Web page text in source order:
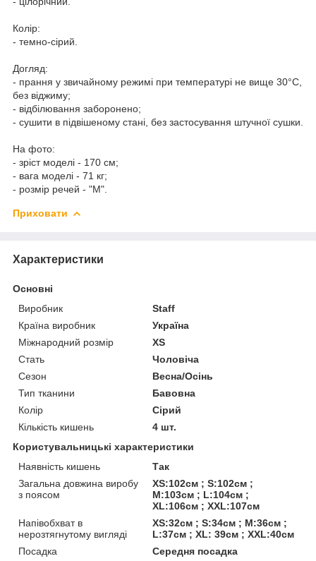
Колір:
- темно-сірий.
Догляд:
- прання у звичайному режимі при температурі не вище 30°C,
без віджиму;
- відбілювання заборонено;
- сушити в підвішеному стані, без застосування штучної сушки.
На фото:
- зріст моделі - 170 см;
- вага моделі - 71 кг;
- розмір речей - "M".
Приховати
Характеристики
Основні
Виробник
Staff
Країна виробник
Україна
Міжнародний розмір
XS
Стать
Чоловіча
Сезон
Весна/Осінь
Тип тканини
Бавовна
Колір
Сірий
Кількість кишень
4 шт.
Користувальницькі характеристики
Наявність кишень
Так
Загальна довжина виробу
з поясом
XS:102см ; S:102см ;
M:103см ; L:104см ;
XL:106см ; XXL:107см
Напівобхват в
нерозтягнутому вигляді
XS:32см ; S:34см ; M:36см ;
L:37см ; XL: 39см ; XXL:40см
Посадка
Середня посадка